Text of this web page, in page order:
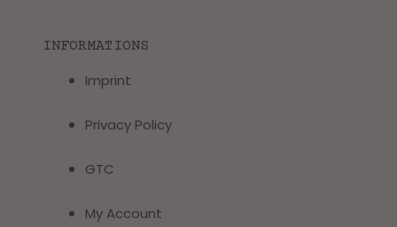
INFORMATIONS
Imprint
Privacy Policy
GTC
My Account